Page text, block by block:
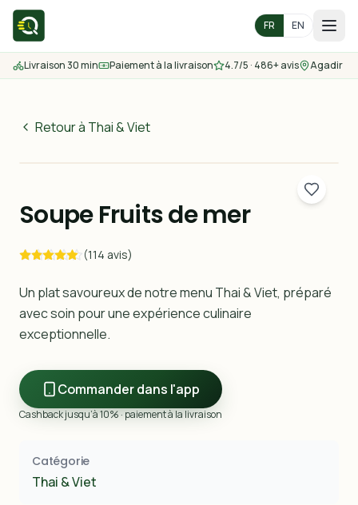
FR EN
Accueil
Menu
Nous contacter
Livraison 30 min Paiement à la livraison 4.7/5 · 486+ avis Agadir
Retour à Thai & Viet
60MAD
Soupe Fruits de mer
(114 avis)
Un plat savoureux de notre menu Thai & Viet, préparé
avec soin pour une expérience culinaire
exceptionnelle.
Commander dans l'app
Cashback jusqu’à 10% · paiement à la livraison
Catégorie
Thai & Viet